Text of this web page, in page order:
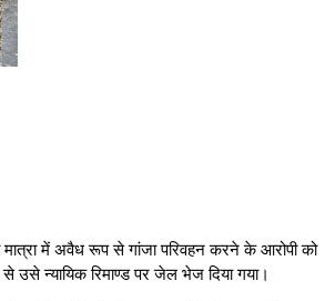
में अवैध रूप से गांजा परिवहन करने के आरोपी को
उसे न्यायिक रिमाण्ड पर जेल भेज दिया गया।